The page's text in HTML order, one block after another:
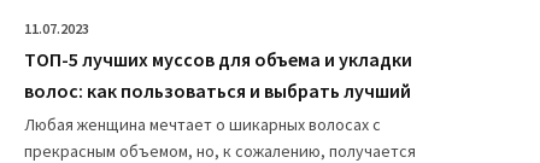
11.07.2023
ТОП-5 лучших муссов для объема и укладки
волос: как пользоваться и выбрать лучший
Любая женщина мечтает о шикарных волосах с
прекрасным объемом, но, к сожалению, получается